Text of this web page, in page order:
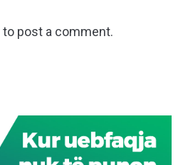
to post a comment.